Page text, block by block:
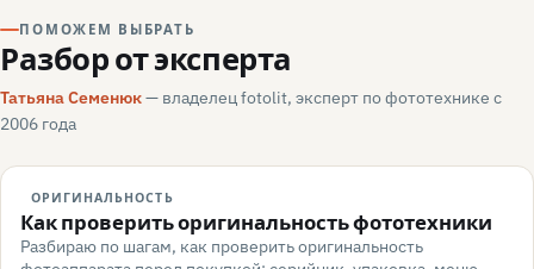
ПОМОЖЕМ ВЫБРАТЬ
Разбор от эксперта
Татьяна Семенюк— владелец fotolit, эксперт по фототехнике с
2006 года
ОРИГИНАЛЬНОСТЬ
Как проверить оригинальность фототехники
Разбираю по шагам, как проверить оригинальность